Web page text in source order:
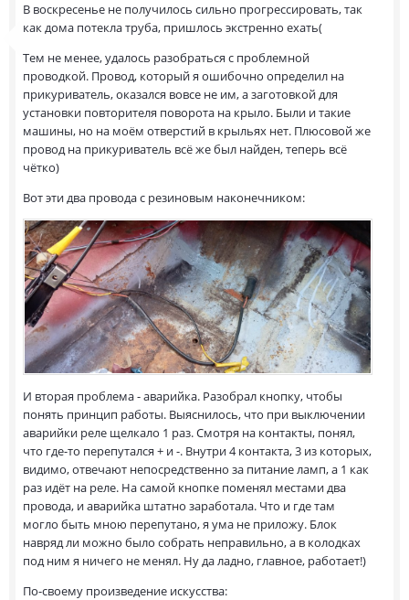
В воскресенье не получилось сильно прогрессировать, так
как дома потекла труба, пришлось экстренно ехать(
Тем не менее, удалось разобраться с проблемной
проводкой. Провод, который я ошибочно определил на
прикуриватель, оказался вовсе не им, а заготовкой для
установки повторителя поворота на крыло. Были и такие
машины, но на моём отверстий в крыльях нет. Плюсовой же
провод на прикуриватель всё же был найден, теперь всё
чётко)
Вот эти два провода с резиновым наконечником:
И вторая проблема - аварийка. Разобрал кнопку, чтобы
понять принцип работы. Выяснилось, что при выключении
аварийки реле щелкало 1 раз. Смотря на контакты, понял,
что где-то перепутался + и -. Внутри 4 контакта, 3 из которых,
видимо, отвечают непосредственно за питание ламп, а 1 как
раз идёт на реле. На самой кнопке поменял местами два
провода, и аварийка штатно заработала. Что и где там
могло быть мною перепутано, я ума не приложу. Блок
навряд ли можно было собрать неправильно, а в колодках
под ним я ничего не менял. Ну да ладно, главное, работает!)
По-своему произведение искусства: